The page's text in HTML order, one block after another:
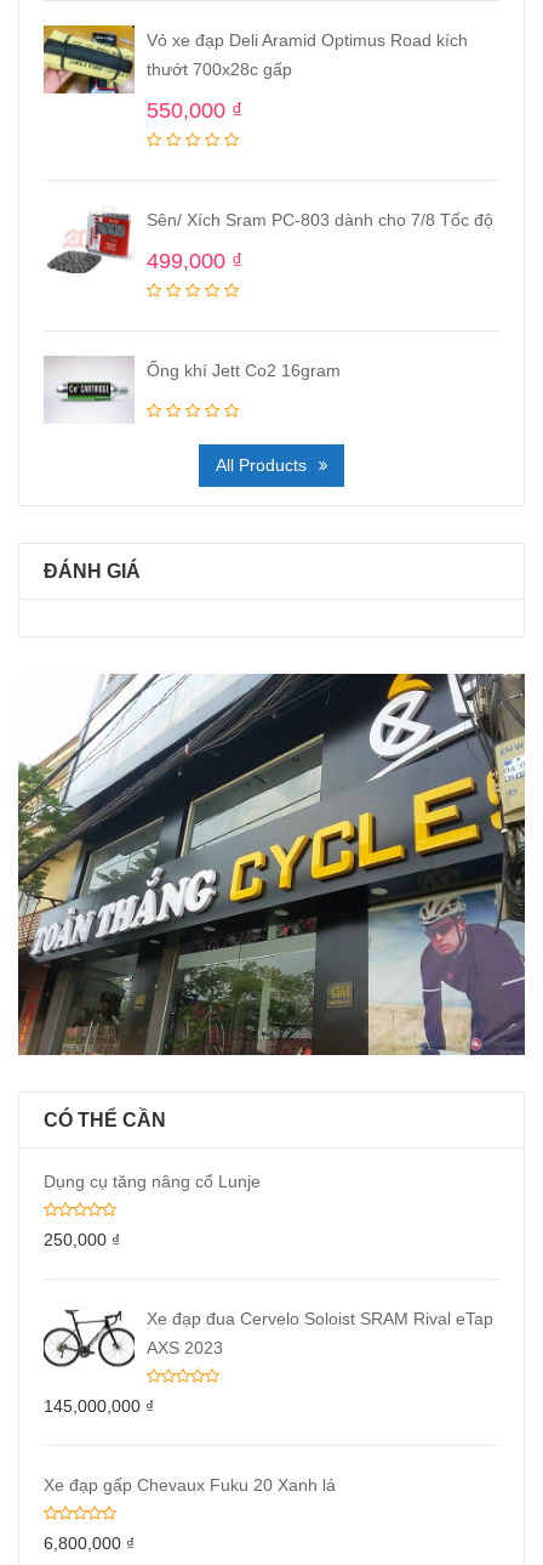
Vỏ xe đạp Deli Aramid Optimus Road kích
thướt 700x28c gấp
550,000 ₫
Sên/ Xích Sram PC-803 dành cho 7/8 Tốc độ
499,000 ₫
Ống khí Jett Co2 16gram
All Products
ĐÁNH GIÁ
CÓ THỂ CẦN
Dụng cụ tăng nâng cổ Lunje
250,000 ₫
Xe đạp đua Cervelo Soloist SRAM Rival eTap
AXS 2023
145,000,000 ₫
Xe đạp gấp Chevaux Fuku 20 Xanh lá
6,800,000 ₫